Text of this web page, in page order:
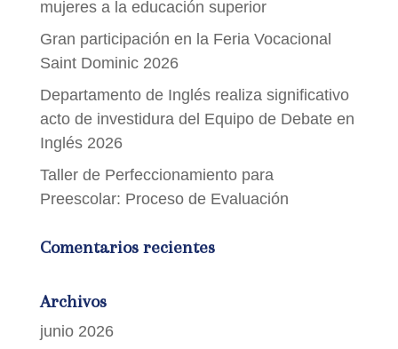
mujeres a la educación superior
Gran participación en la Feria Vocacional
Saint Dominic 2026
Departamento de Inglés realiza significativo
acto de investidura del Equipo de Debate en
Inglés 2026
Taller de Perfeccionamiento para
Preescolar: Proceso de Evaluación
Comentarios recientes
Archivos
junio 2026